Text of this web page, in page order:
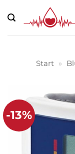
Inhalt
springen
Start »
-13%